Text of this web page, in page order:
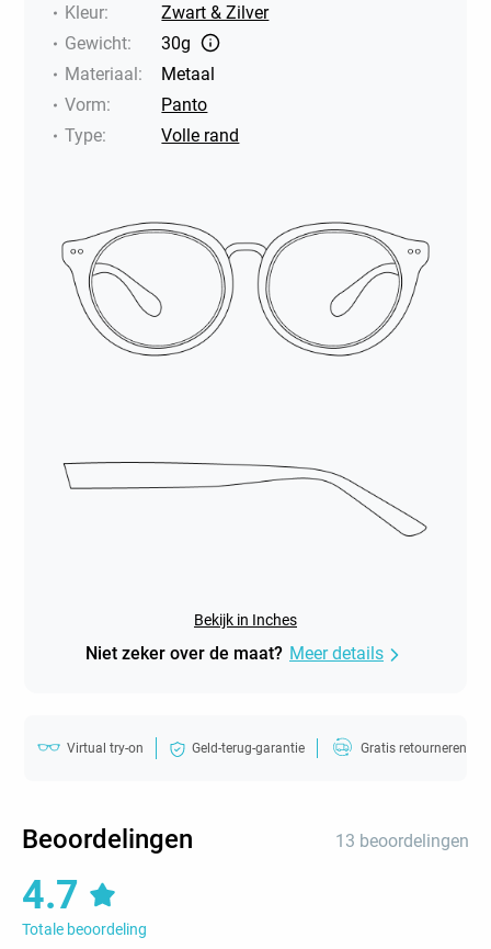
Kleur:
Zwart & Zilver
Gewicht:
30g
Materiaal:
Metaal
Vorm:
Panto
Type: Volle rand
Bekijk in Inches
Niet zeker over de maat? Meer details
Virtual try-on Geld-terug-garantie Gratis retourneren
Beoordelingen 13 beoordelingen
4.7
Totale beoordeling